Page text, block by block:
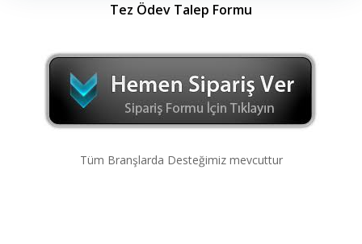
Tez Ödev Talep Formu
Tüm Branşlarda Desteğimiz mevcuttur